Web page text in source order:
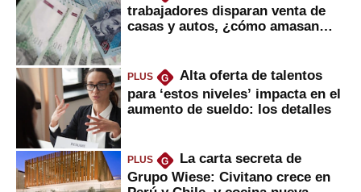
trabajadores disparan venta de
casas y autos, ¿cómo amasan
PLUS G
Alta oferta de talentos
para ‘estos niveles’ impacta en el
aumento de sueldo: los detalles
PLUS G
La carta secreta de
Grupo Wiese: Civitano crece en